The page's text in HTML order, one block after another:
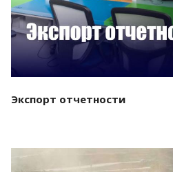
Экспорт отчетности